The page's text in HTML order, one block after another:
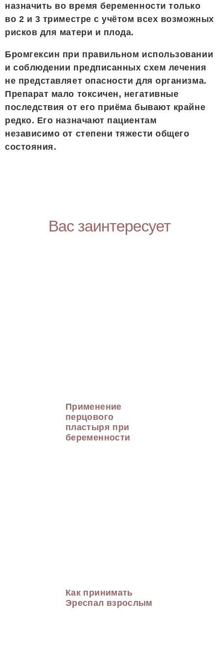
назначить во время беременности только
во 2 и 3 триместре с учётом всех возможных
рисков для матери и плода.
Бромгексин при правильном использовании
и соблюдении предписанных схем лечения
не представляет опасности для организма.
Препарат мало токсичен, негативные
последствия от его приёма бывают крайне
редко. Его назначают пациентам
независимо от степени тяжести общего
состояния.
Вас заинтересует
Применение
перцового
пластыря при
беременности
Как принимать
Эреспал взрослым